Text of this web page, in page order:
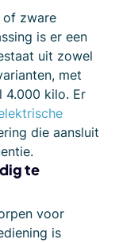
of zware
is er een
uit zowel
met
4.000 kilo. Er
die aansluit
te
voor
is